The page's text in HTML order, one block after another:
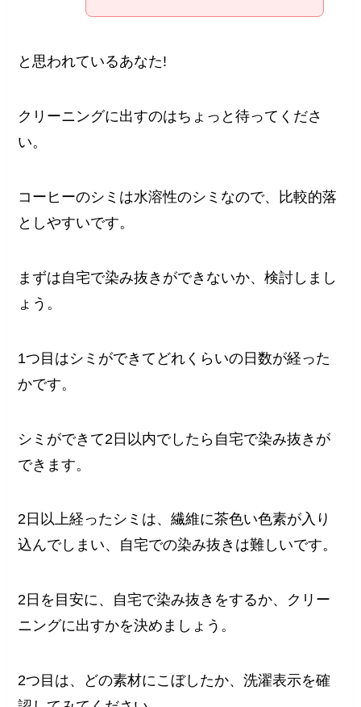
と思われているあなた!
クリーニングに出すのはちょっと待ってくださ
い。
コーヒーのシミは水溶性のシミなので、比較的落
としやすいです。
まずは自宅で染み抜きができないか、検討しまし
ょう。
1つ目はシミができてどれくらいの日数が経った
かです。
シミができて2日以内でしたら自宅で染み抜きが
できます。
2日以上経ったシミは、繊維に茶色い色素が入り
込んでしまい、自宅での染み抜きは難しいです。
2日を目安に、自宅で染み抜きをするか、クリー
ニングに出すかを決めましょう。
2つ目は、どの素材にこぼしたか、洗濯表示を確